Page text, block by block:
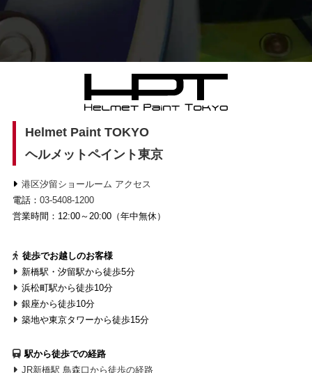
Helmet Paint TOKYO
ヘルメットペイント東京
港区汐留ショールーム アクセス
電話： 03-5408-1200
営業時間：12:00～20:00（年中無休）
徒歩でお越しのお客様
新橋駅・汐留駅から徒歩5分
浜松町駅から徒歩10分
銀座から徒歩10分
築地や東京タワーから徒歩15分
駅から徒歩での経路
JR新橋駅 鳥森口から徒歩の経路